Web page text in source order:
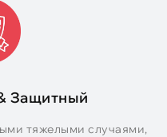
Защитный
тяжелыми случаями,